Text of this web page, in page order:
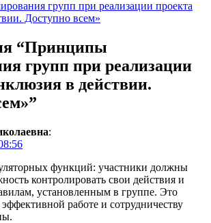
“Принципы
групп при реализации
в действии.
”
:
функций: участники должны
контролировать свои действия и
установленным в группе. Это
эффективной работе и сотрудничеству